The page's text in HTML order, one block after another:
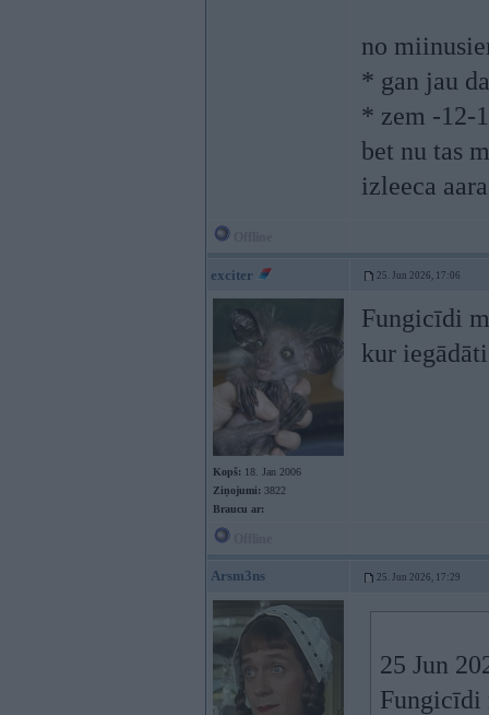
no
* gan jau
* zem -12-
bet nu tas
izleeca
exciter 25. Jun 2026, 17:06
Kopš: 18. Jan 2006
Ziņojumi: 3822
Braucu ar:
Fungicīdi
kur
Arsm3ns 25. Jun 2026, 17:29
25 Jun
Fungicīdi